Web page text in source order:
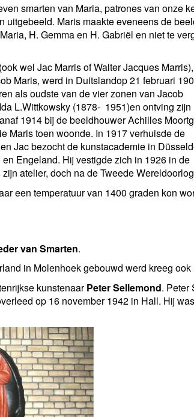
smarten van Maria, patrones van onze
uitgebeeld. Maris maakte eveneens de
H. Gemma en H. Gabriël en niet te
wel Jac Marris of Walter Jacques Marris),
Maris, werd in Duitslandop 21 februari
als oudste van de vier zonen van Jacob
L.Wittkowsky (1878- 1951)en ontving zijn
1914 bij de beeldhouwer Achilles
Maris toen woonde. In 1917 verhuisde de
Jac bezocht de kunstacademie in
Engeland. Hij vestigde zich in 1926 in de
atelier, doch na de Tweede
een temperatuur van 1400 graden kon
van Smarten.
in Molenhoek gebouwd werd kreeg
kunstenaarPeter Sellemond. Peter
op 16 november 1942 in Hall.